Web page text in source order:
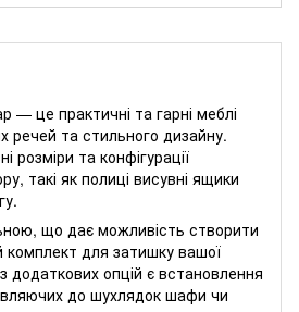
— це практичні та гарні меблі
речей та стильного дизайну.
та конфігурації
такі як полиці висувні ящики
що дає можливість створити
комплект для затишку вашої
додаткових опцій є встановлення
до шухлядок шафи чи